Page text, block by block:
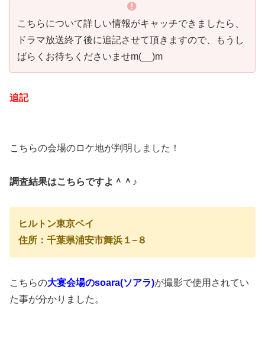
こちらについて詳しい情報がキャッチできましたら、
ドラマ放送終了後に追記させて頂きますので、もうし
ばらくお待ちくださいませm(__)m
追記
こちらの会場のロケ地が判明しました！
調査結果はこちらですよ＾＾♪
ヒルトン東京ベイ
住所：千葉県浦安市舞浜１−８
こちらの大宴会場のsoara(ソアラ)が撮影で使用されてい
た事が分かりました。